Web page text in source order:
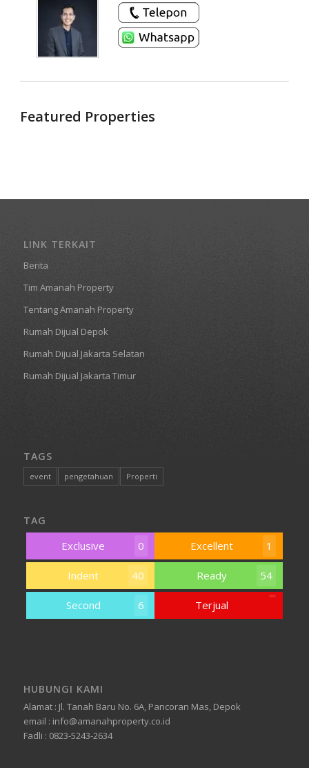
Featured Properties
LINK TERKAIT
Berita
Tim Amanah Property
Tentang Amanah Property
Rumah Dijual Depok
Rumah Dijual Jakarta Selatan
Rumah Dijual Jakarta Timur
TAGS
event pengetahuan Properti
TAG
Exclusive 0 Excellent 1
Indent 40 Ready 54
Second 6 Terjual
HUBUNGI KAMI
Alamat : Jl. Tanah Baru No. 6A, Pancoran Mas, Depok
email : info@amanahproperty.co.id
Fadli : 0823-5243-2634